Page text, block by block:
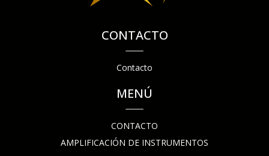
CONTACTO
Contacto
MENÚ
CONTACTO
AMPLIFICACIÓN DE INSTRUMENTOS